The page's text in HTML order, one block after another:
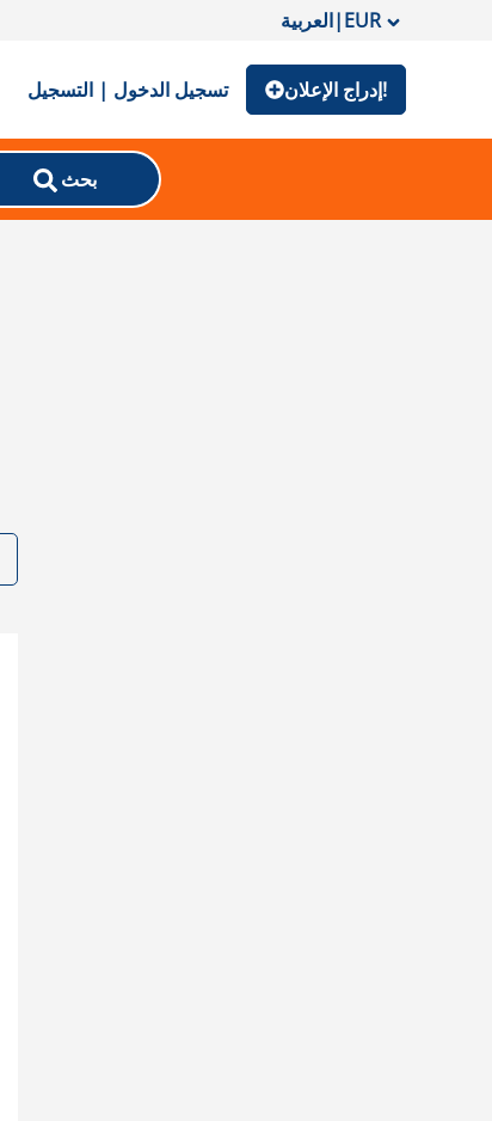
العربية|EUR
تسجيل الدخول | التسجيل إدراج الإعلان!
بحث